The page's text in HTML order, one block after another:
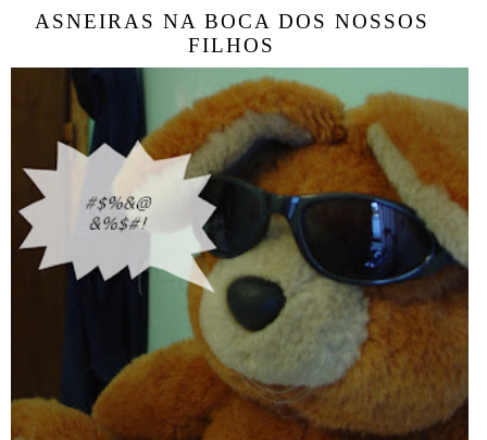
ASNEIRAS NA BOCA DOS NOSSOS
FILHOS